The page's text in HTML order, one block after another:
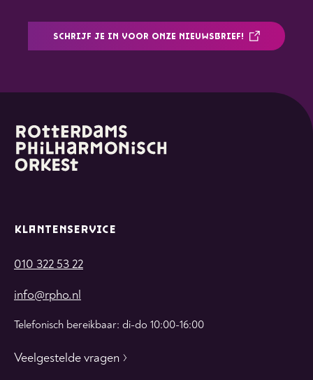
SCHRIJF JE IN VOOR ONZE NIEUWSBRIEF!
KLANTENSERVICE
010 322 53 22
info@rpho.nl
Telefonisch bereikbaar: di-do 10:00-16:00
Veelgestelde vragen